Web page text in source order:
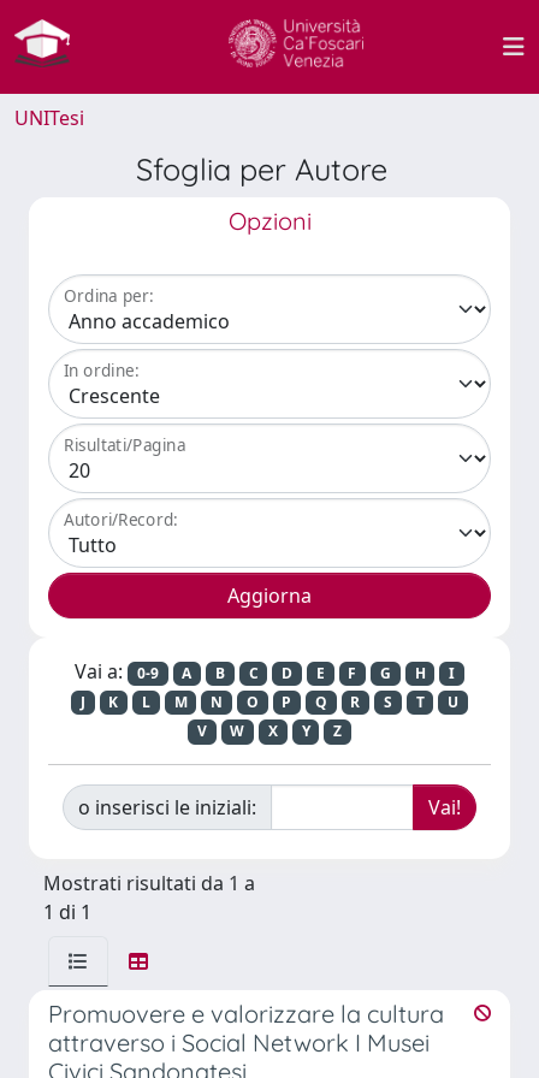
UNITesi
Sfoglia per Autore
Opzioni
Ordina per:
In ordine:
Risultati/Pagina
Autori/Record:
Vai a: 0-9 A B C D E F G H
I
J
K L M N O P Q R S T
U
V
W X Y Z
o inserisci le iniziali:
Mostrati risultati da 1 a
1 di 1
Promuovere e valorizzare la cultura
attraverso i Social Network I Musei
Civici Sandonatesi